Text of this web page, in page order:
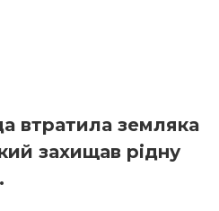
втратила земляка
захищав рідну